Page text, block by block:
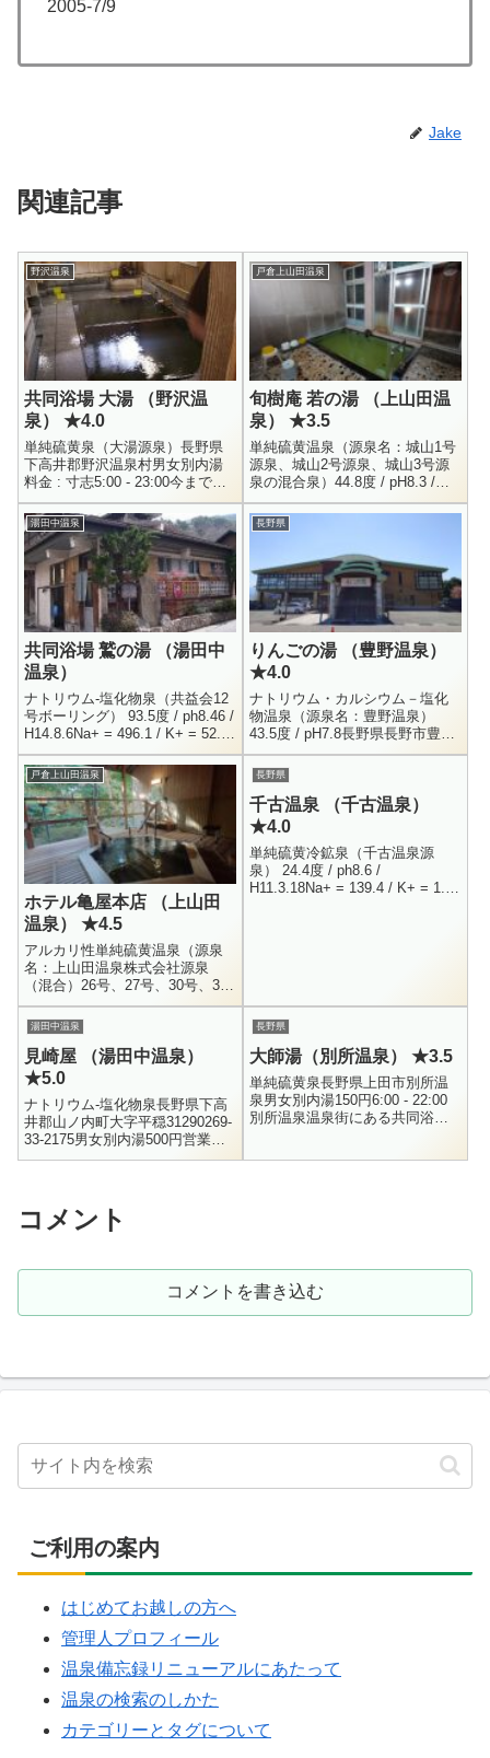
2005-7/9
Jake
関連記事
野沢温泉
共同浴場 大湯 （野沢温
泉） ★4.0
単純硫黄泉（大湯源泉）長野県
下高井郡野沢温泉村男女別内湯
料金 : 寸志5:00 - 23:00今まで
度々訪れている野沢温泉。その
中心にある大湯に再訪して参り
ました。相変わらず良い雰...
戸倉上山田温泉
旬樹庵 若の湯 （上山田温
泉） ★3.5
単純硫黄温泉（源泉名：城山1号
源泉、城山2号源泉、城山3号源
泉の混合泉）44.8度 / pH8.3 /
H21.6.26Li+ = 0.1 / Na+ = 146.3
/ K+ =...
湯田中温泉
共同浴場 鷲の湯 （湯田中
温泉）
ナトリウム-塩化物泉（共益会12
号ボーリング） 93.5度 / ph8.46 /
H14.8.6Na+ = 496.1 / K+ = 52.8
/ Ca++ = 67.4 / Cl...
長野県
りんごの湯 （豊野温泉）
★4.0
ナトリウム・カルシウム－塩化
物温泉（源泉名：豊野温泉）
43.5度 / pH7.8長野県長野市豊野
町石417026-257-6161男女別内
湯・露天風呂大人 550円、小学
生 300...
戸倉上山田温泉
ホテル亀屋本店 （上山田
温泉） ★4.5
アルカリ性単純硫黄温泉（源泉
名：上山田温泉株式会社源泉
（混合）26号、27号、30号、32
号、35号、40号、41号、3号、46
号）44度 / pH8.7 / 掘削動力揚湯
/ R...
長野県
千古温泉 （千古温泉）
★4.0
単純硫黄冷鉱泉（千古温泉源
泉） 24.4度 / ph8.6 /
H11.3.18Na+ = 139.4 / K+ = 1.1
湯田中温泉
見崎屋 （湯田中温泉）
★5.0
ナトリウム-塩化物泉長野県下高
井郡山ノ内町大字平穏31290269-
33-2175男女別内湯500円営業時
間 要相談湯田中温泉の大湯。そ
長野県
大師湯（別所温泉） ★3.5
単純硫黄泉長野県上田市別所温
泉男女別内湯150円6:00 - 22:00
別所温泉温泉街にある共同浴場
コメント
コメントを書き込む
ご利用の案内
はじめてお越しの方へ
管理人プロフィール
温泉備忘録リニューアルにあたって
温泉の検索のしかた
カテゴリーとタグについて